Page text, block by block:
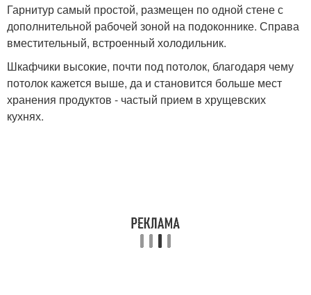
Гарнитур самый простой, размещен по одной стене с
дополнительной рабочей зоной на подоконнике. Справа
вместительный, встроенный холодильник.
Шкафчики высокие, почти под потолок, благодаря чему
потолок кажется выше, да и становится больше мест
хранения продуктов - частый прием в хрущевских
кухнях.